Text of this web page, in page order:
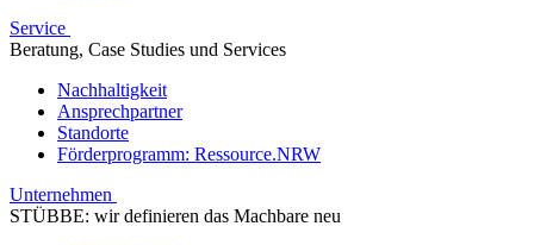
Service
Beratung, Case Studies und Services
Nachhaltigkeit
Ansprechpartner
Standorte
Förderprogramm: Ressource.NRW
Unternehmen
STÜBBE: wir definieren das Machbare neu